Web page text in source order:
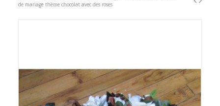
de mariage thème chocolat avec des roses